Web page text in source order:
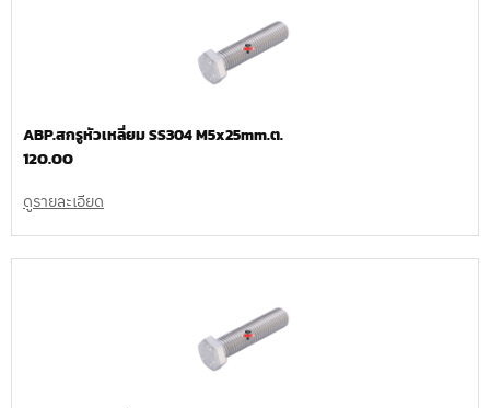
ABP.สกรูหัวเหลี่ยม SS304 M5x25mm.ต.
120.00
ดูรายละเอียด